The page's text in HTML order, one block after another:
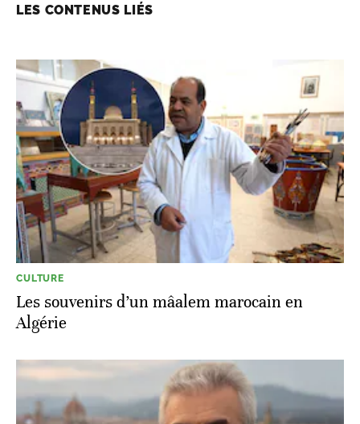
LES CONTENUS LIÉS
CULTURE
Les souvenirs d’un mâalem marocain en
Algérie